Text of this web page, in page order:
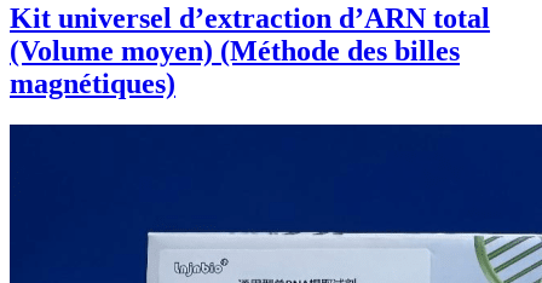
Kit universel d’extraction d’ARN total
(Volume moyen) (Méthode des billes
magnétiques)